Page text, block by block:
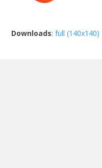
Downloads:full (140x140)